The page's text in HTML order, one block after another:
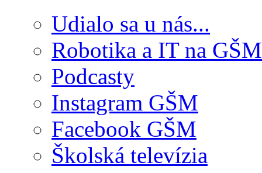
Udialo sa u nás...
Robotika a IT na GŠM
Podcasty
Instagram GŠM
Facebook GŠM
Školská televízia